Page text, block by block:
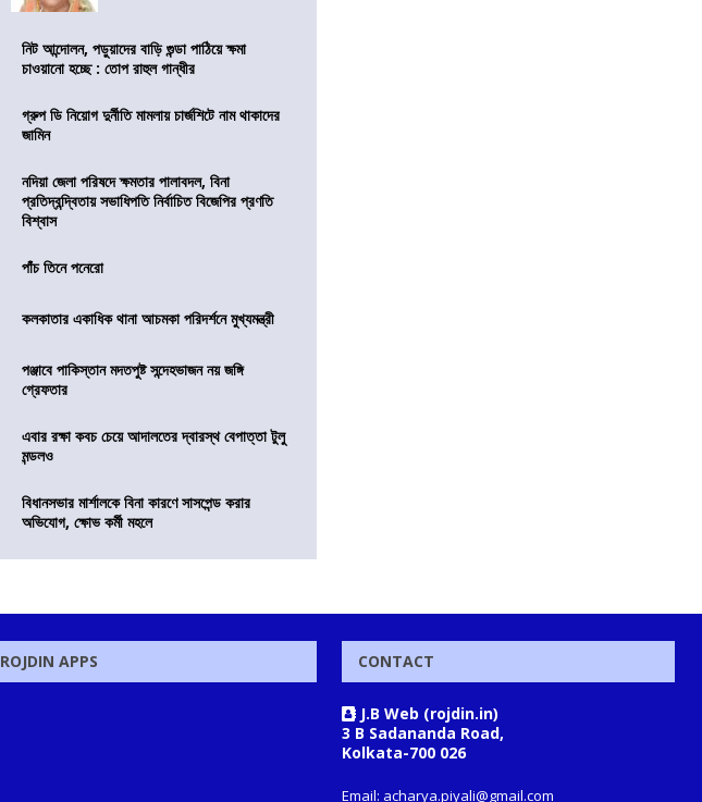
নিট আন্দোলন, পড়ুয়াদের বাড়ি গুন্ডা পাঠিয়ে ক্ষমা
চাওয়ানো হচ্ছে : তোপ রাহুল গান্ধীর
গ্রুপ ডি নিয়োগ দুর্নীতি মামলায় চার্জশিটে নাম থাকাদের
জামিন
নদিয়া জেলা পরিষদে ক্ষমতার পালাবদল, বিনা
প্রতিদ্বন্দ্বিতায় সভাধিপতি নির্বাচিত বিজেপির প্রণতি
বিশ্বাস
পাঁচ তিনে পনেরো
কলকাতার একাধিক থানা আচমকা পরিদর্শনে মুখ্যমন্ত্রী
পঞ্জাবে পাকিস্তান মদতপুষ্ট সন্দেহভাজন নয় জঙ্গি
গ্রেফতার
এবার রক্ষা কবচ চেয়ে আদালতের দ্বারস্থ বেপাত্তা টুলু
মন্ডলও
বিধানসভার মার্শালকে বিনা কারণে সাসপেন্ড করার
অভিযোগ, ক্ষোভ কর্মী মহলে
ROJDIN APPS CONTACT
J.B Web (rojdin.in)
3 B Sadananda Road,
Kolkata-700 026
Email: acharya.piyali@gmail.com